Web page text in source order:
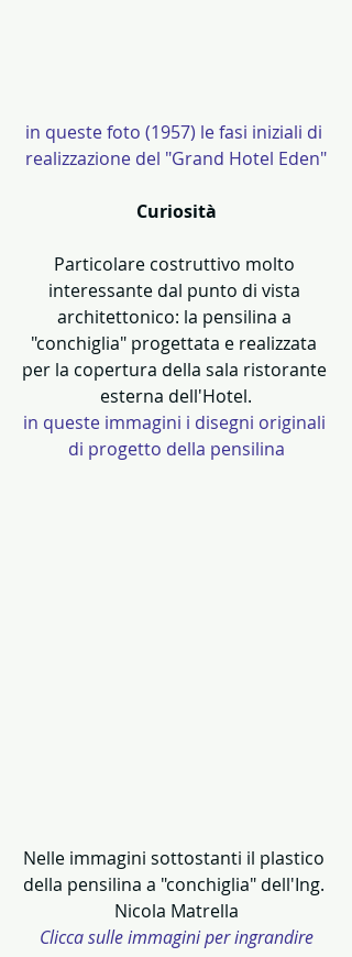
in queste foto (1957) le fasi iniziali di
realizzazione del "Grand Hotel Eden"
Curiosità
Particolare costruttivo molto
interessante dal punto di vista
architettonico: la pensilina a
"conchiglia" progettata e realizzata
per la copertura della sala ristorante
esterna dell'Hotel.
in queste immagini i disegni originali
di progetto della pensilina
Nelle immagini sottostanti il plastico
della pensilina a "conchiglia" dell'Ing.
Nicola Matrella
Clicca sulle immagini per ingrandire